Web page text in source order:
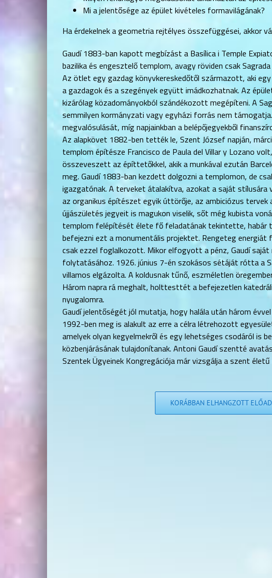
Mi a jelentősége az épület kivételes formavilágának?
Ha érdekelnek a geometria rejtélyes összefüggései, akkor
Gaudí 1883-ban kapott megbízást a Basílica i Temple
bazilika és engesztelő templom, avagy röviden csak
Az ötlet egy gazdag könyvkereskedőtől származott, aki
a gazdagok és a szegények együtt imádkozhatnak. Az
kizárólag közadományokból szándékozott megépíteni. A
semmilyen kormányzati vagy egyházi forrás nem
megvalósulását, míg napjainkban a belépőjegyekből
Az alapkövet 1882-ben tették le, Szent József napján,
templom építésze Francisco de Paula del Villar y Lo­zano
összeveszett az építtetőkkel, akik a munkával ezután
meg. Gaudí 1883-ban kezdett dolgozni a templomon, de
igazgatónak. A terveket átalakítva, azokat a saját stílusára
az organikus építészet egyik úttörője, az ambiciózus
újjászületés jegyeit is magukon viselik, sőt még kubista
templom felépítését élete fő feladatának tekintette, habár
befejezni ezt a monumentális projektet. Rengeteg
csak ezzel foglalkozott. Mikor elfogyott a pénz, Gaudí
folytatásához. 1926. június 7-én szokásos sétáját rótta a
villamos elgázolta. A koldusnak tűnő, eszméletlen
Három napra rá meghalt, holttesttét a befejezetlen
nyugalomra.
Gaudí jelentőségét jól mutatja, hogy halála után három
1992-ben meg is alakult az erre a célra létrehozott
amelyek olyan kegyelmekről és egy lehetséges csodáról is
közbenjárásának tulajdonítanak. Antoni Gaudí szentté
Szentek Ügyei­nek Kongregációja már vizsgálja a szent
KORÁBBAN ELHANGZOTT